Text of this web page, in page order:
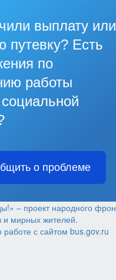
выплату или
путевку? Есть
по
работы
о проблеме
работе с сайтом bus.gov.ru